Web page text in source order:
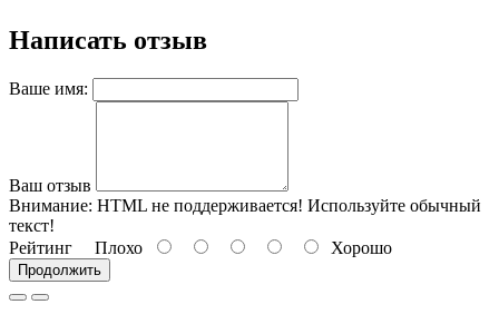
Написать отзыв
Ваше имя:
Ваш отзыв
Внимание: HTML не поддерживается! Используйте обычный
текст!
Рейтинг Плохо Хорошо
Продолжить